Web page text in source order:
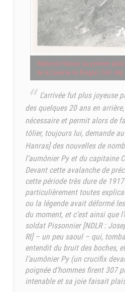
Alphonse Hanras (au premier
de la Caverne du Dragon. Coll.
L’arrivée fut plus joyeuse
des quelques 20 ans en
nécessaire et permit alors de
tôlier, toujours lui, demande
Hanras] des nouvelles de
l’aumônier Py et du capitaine
Devant cette avalanche de
cette période très dure de
particulièrement toutes
ou la légende avait déformé
du moment, et c’est ainsi que
soldat Pissonnier [NDLR :
RI] – un peu saoul – qui,
entendit du bruit des boches,
l’aumônier Py (un crucifix
poignée d’hommes firent 307
intenable et sa joie faisait